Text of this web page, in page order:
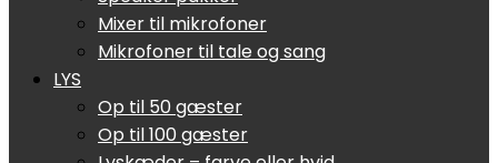
Mixer til mikrofoner
Mikrofoner til tale og sang
LYS
Op til 50 gæster
Op til 100 gæster